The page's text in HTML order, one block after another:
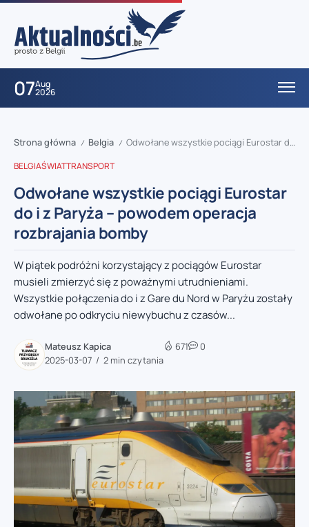
07Aug
2026
Strona główna / Belgia / Odwołane wszystkie pociągi Eurostar do i z Paryża – powodem operacja rozbrajania bomby
BELGIAŚWIATTRANSPORT
Odwołane wszystkie pociągi Eurostar
do i z Paryża – powodem operacja
rozbrajania bomby
W piątek podróżni korzystający z pociągów Eurostar
musieli zmierzyć się z poważnymi utrudnieniami.
Wszystkie połączenia do i z Gare du Nord w Paryżu zostały
odwołane po odkryciu niewybuchu z czasów...
Mateusz Kapica
2025-03-07
2 min czytania
671 0